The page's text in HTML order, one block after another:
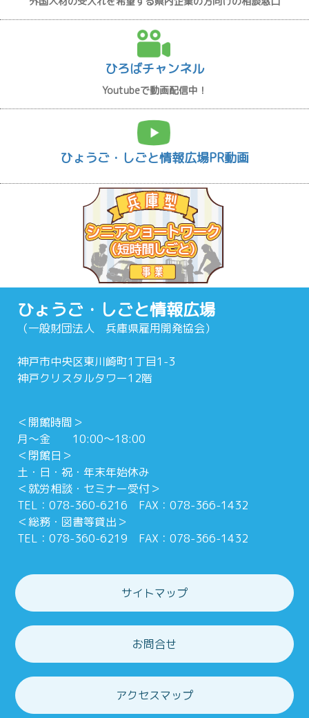
ひろばチャンネル
Youtubeで動画配信中！
ひょうご・しごと情報広場PR動画
ひょうご・しごと情報広場
（一般財団法人 兵庫県雇用開発協会）
神戸市中央区東川崎町1丁目1-3
神戸クリスタルタワー12階
＜開館時間＞
月～金 10:00～18:00
＜閉館日＞
土・日・祝・年末年始休み
＜就労相談・セミナー受付＞
TEL：078-360-6216 FAX：078-366-1432
＜総務・図書等貸出＞
TEL：078-360-6219 FAX：078-366-1432
サイトマップ
お問合せ
アクセスマップ